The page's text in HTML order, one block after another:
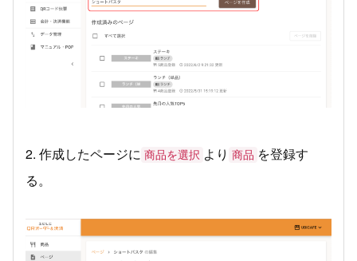
2. 作成したページに 商品を選択 より 商品 を登録す
る。